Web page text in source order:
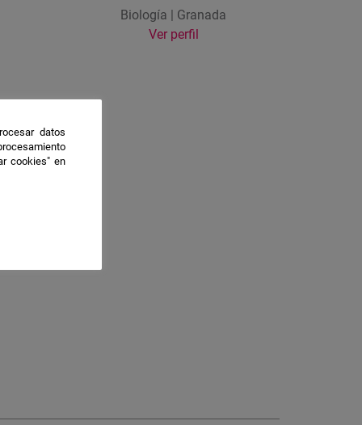
Biología | Granada
Ver perfil
datos
cookies" en